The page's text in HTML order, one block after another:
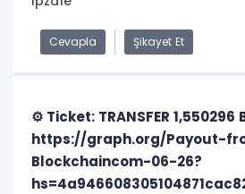
Cevapla Şikayet Et
⚙ Ticket: TRANSFER 1,550296
https://graph.org/Payout-
Blockchaincom-06-26?